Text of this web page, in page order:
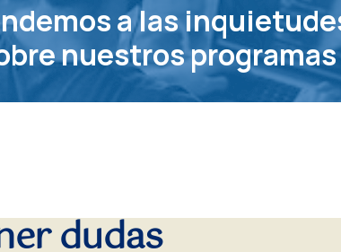
a las
nuestros
dudas